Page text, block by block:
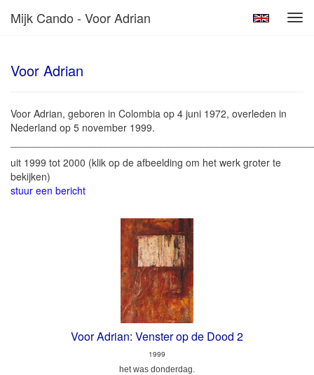
Mijk Cando - Voor Adrian
Voor Adrian
Voor Adrian, geboren in Colombia op 4 juni 1972, overleden in
Nederland op 5 november 1999.
uit 1999 tot 2000 (klik op de afbeelding om het werk groter te
bekijken)
stuur een bericht
Voor Adrian: Venster op de Dood 2
1999
het was donderdag.